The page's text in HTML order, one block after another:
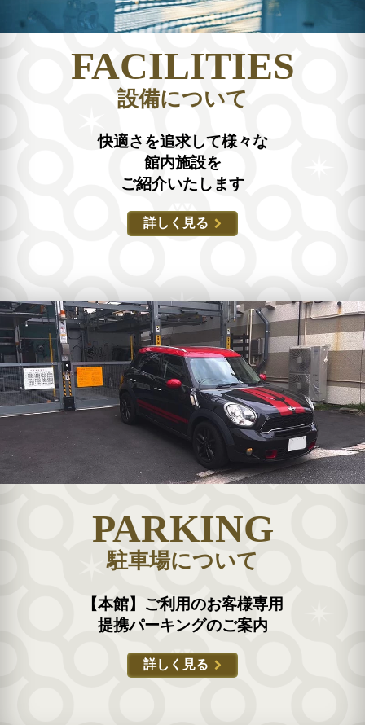
FACILITIES
設備について
快適さを追求して様々な
館内施設を
ご紹介いたします
詳しく見る
PARKING
駐車場について
【本館】ご利用のお客様専用
提携パーキングのご案内
詳しく見る